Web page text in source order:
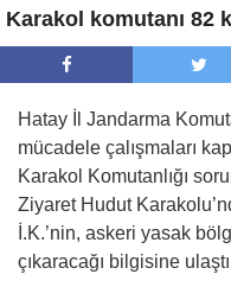
Karakol komutanı 82
Hatay İl Jandarma
mücadele çalışmaları
Karakol Komutanlığı
Ziyaret Hudut
İ.K.’nin, askeri yasak
çıkaracağı bilgisine